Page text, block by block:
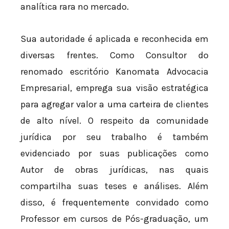
analítica rara no mercado.
Sua autoridade é aplicada e reconhecida em
diversas frentes. Como Consultor do
renomado escritório Kanomata Advocacia
Empresarial, emprega sua visão estratégica
para agregar valor a uma carteira de clientes
de alto nível. O respeito da comunidade
jurídica por seu trabalho é também
evidenciado por suas publicações como
Autor de obras jurídicas, nas quais
compartilha suas teses e análises. Além
disso, é frequentemente convidado como
Professor em cursos de Pós-graduação, um